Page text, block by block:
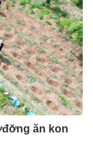
ăn kon